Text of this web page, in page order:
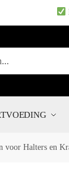
voor Halters en